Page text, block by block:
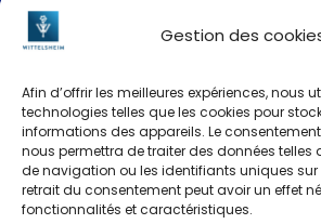
Gestion des
Afin d’offrir les meilleures expériences, nous
technologies telles que les cookies pour
informations des appareils. Le
nous permettra de traiter des données telles
de navigation ou les identifiants uniques sur
retrait du consentement peut avoir un effet
fonctionnalités et caractéristiques.
Restez informés
La newsletter